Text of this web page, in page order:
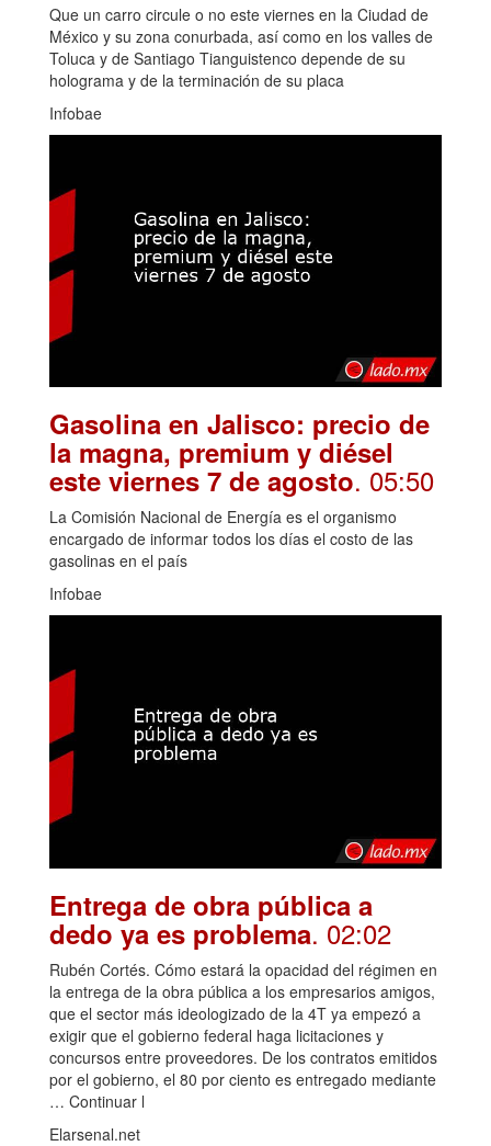
Que un carro circule o no este viernes en la Ciudad de
México y su zona conurbada, así como en los valles de
Toluca y de Santiago Tianguistenco depende de su
holograma y de la terminación de su placa
Infobae
Gasolina en Jalisco: precio de
la magna, premium y diésel
este viernes 7 de agosto. 05:50
La Comisión Nacional de Energía es el organismo
encargado de informar todos los días el costo de las
gasolinas en el país
Infobae
Entrega de obra pública a
dedo ya es problema. 02:02
Rubén Cortés. Cómo estará la opacidad del régimen en
la entrega de la obra pública a los empresarios amigos,
que el sector más ideologizado de la 4T ya empezó a
exigir que el gobierno federal haga licitaciones y
concursos entre proveedores. De los contratos emitidos
por el gobierno, el 80 por ciento es entregado mediante
… Continuar l
Elarsenal.net